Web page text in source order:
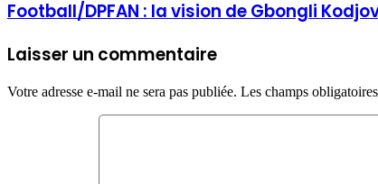
Football/DPFAN : la vision de Gbongli
Laisser un commentaire
Votre adresse e-mail ne sera pas publiée. Les champs